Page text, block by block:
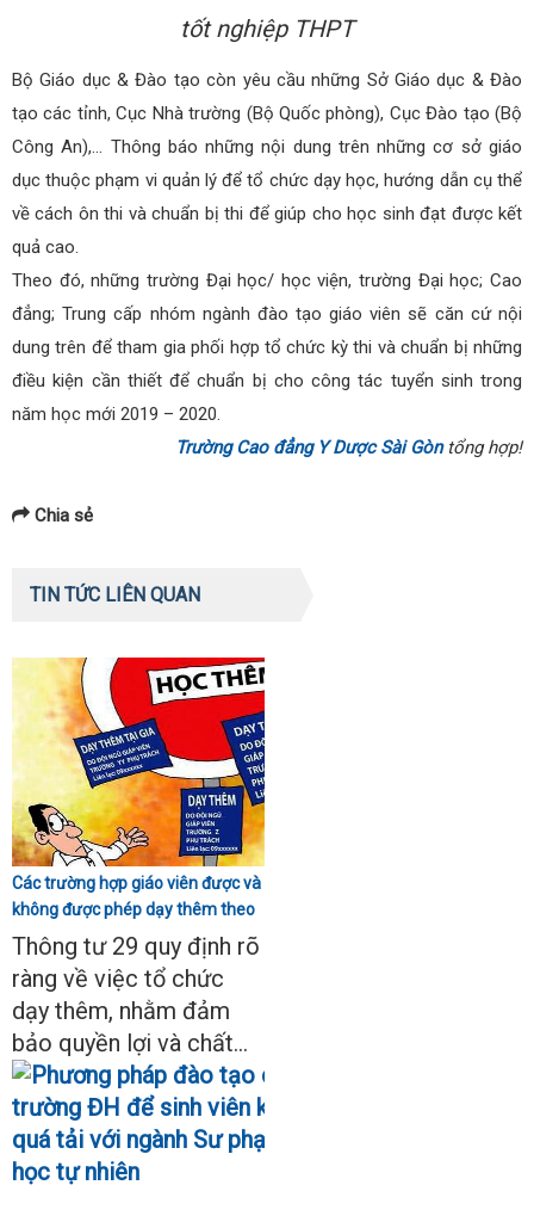
tốt nghiệp THPT
Bộ Giáo dục & Đào tạo còn yêu cầu những Sở Giáo dục & Đào
tạo các tỉnh, Cục Nhà trường (Bộ Quốc phòng), Cục Đào tạo (Bộ
Công An),… Thông báo những nội dung trên những cơ sở giáo
dục thuộc phạm vi quản lý để tổ chức dạy học, hướng dẫn cụ thể
về cách ôn thi và chuẩn bị thi để giúp cho học sinh đạt được kết
quả cao.
Theo đó, những trường Đại học/ học viện, trường Đại học; Cao
đẳng; Trung cấp nhóm ngành đào tạo giáo viên sẽ căn cứ nội
dung trên để tham gia phối hợp tổ chức kỳ thi và chuẩn bị những
điều kiện cần thiết để chuẩn bị cho công tác tuyển sinh trong
năm học mới 2019 – 2020.
Trường Cao đẳng Y Dược Sài Gòntổng hợp!
Chia sẻ
TIN TỨC LIÊN QUAN
Các trường hợp giáo viên được và
không được phép dạy thêm theo
Thông tư 29
Thông tư 29 quy định rõ
ràng về việc tổ chức
dạy thêm, nhằm đảm
bảo quyền lợi và chất...